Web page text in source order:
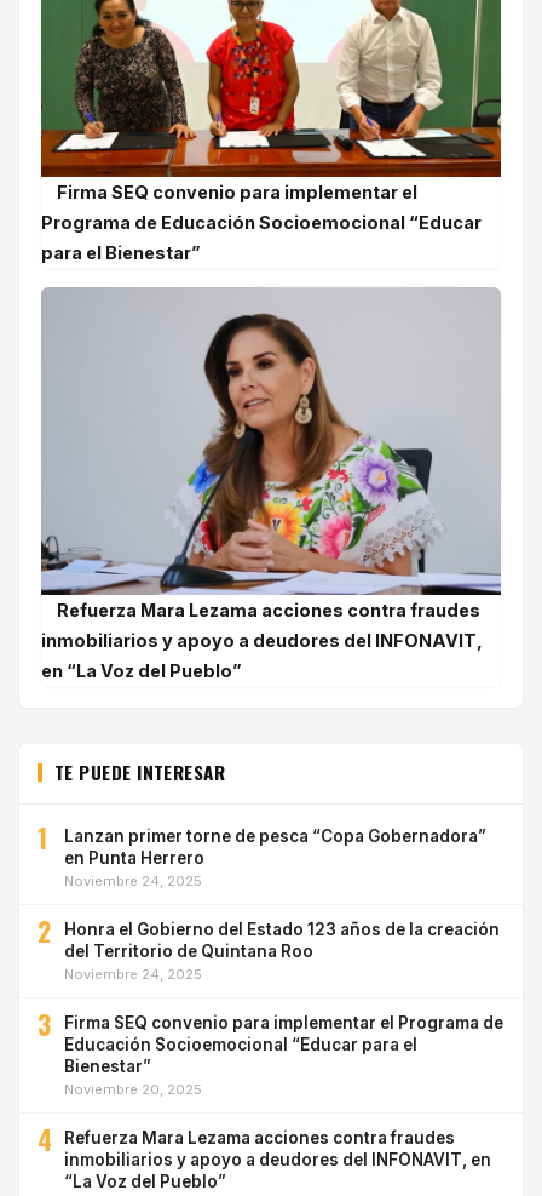
Firma SEQ convenio para implementar el
Programa de Educación Socioemocional “Educar
para el Bienestar”
Refuerza Mara Lezama acciones contra fraudes
inmobiliarios y apoyo a deudores del INFONAVIT,
en “La Voz del Pueblo”
TE PUEDE INTERESAR
1
Lanzan primer torne de pesca “Copa Gobernadora”
en Punta Herrero
Noviembre 24, 2025
2
Honra el Gobierno del Estado 123 años de la creación
del Territorio de Quintana Roo
Noviembre 24, 2025
3
Firma SEQ convenio para implementar el Programa de
Educación Socioemocional “Educar para el
Bienestar”
Noviembre 20, 2025
4
Refuerza Mara Lezama acciones contra fraudes
inmobiliarios y apoyo a deudores del INFONAVIT, en
“La Voz del Pueblo”